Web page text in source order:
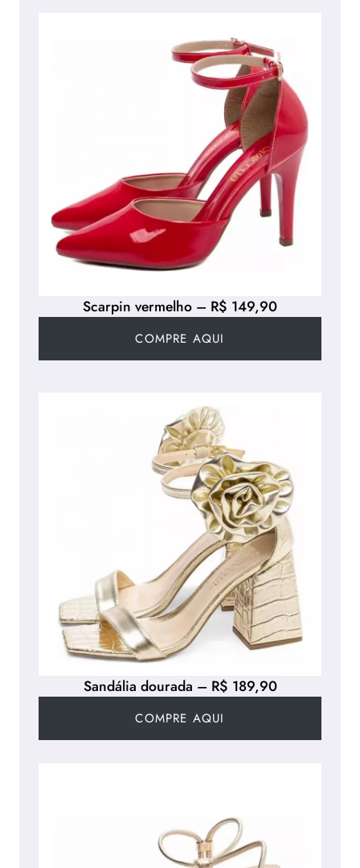
Sandália dourada – R$ 189,90
COMPRE AQUI
Scarpin vermelho – R$ 149,90
COMPRE AQUI